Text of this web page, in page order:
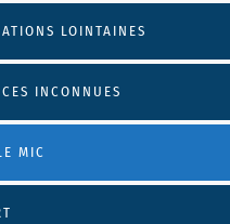
LOINTAINES
INCONNUES
MIC